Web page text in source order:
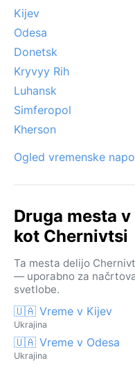
Kijev
Odesa
Donetsk
Kryvyy Rih
Luhansk
Simferopol
Kherson
Ogled vremenske
Druga mesta
kot Chernivtsi
Ta mesta delijo
— uporabno za
svetlobe.
🇺🇦 Vreme v Kijev
Ukrajina
🇺🇦 Vreme v Odesa
Ukrajina